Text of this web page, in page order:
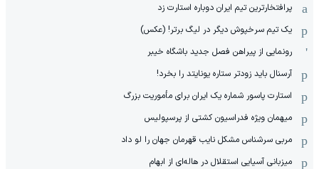
پرافتخارترین تیم ایران دوباره استارت زد
یک تیم سرخپوش دیگر در لیگ برتر! (عکس)
رونمایی از پیراهن فصل جدید باشگاه خیبر
آرسنال باید زودتر ستاره یونایتد را بخرد!
استارت پاسور شماره یک ایران برای مأموریت بزرگ
میهمان ویژه فدراسیون کشتی از پرسپولیس
مربی سرشناس مشکل نایب قهرمان جهان را لو داد
میزبانی آسیایی استقلال در هاله‌ای از ابهام